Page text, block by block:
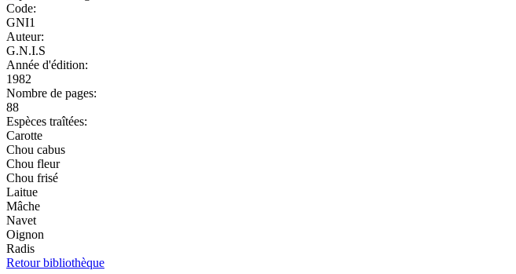
Code:
GNI1
Auteur:
G.N.I.S
Année d'édition:
1982
Nombre de pages:
88
Espèces traîtées:
Carotte
Chou cabus
Chou fleur
Chou frisé
Laitue
Mâche
Navet
Oignon
Radis
Retour bibliothèque